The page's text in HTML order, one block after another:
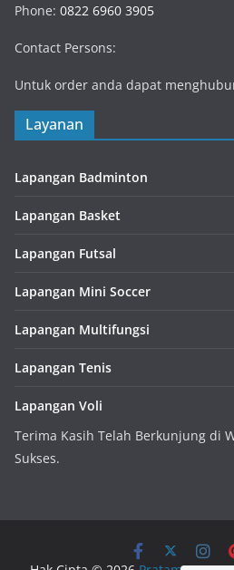
Phone: 0822 6960 3905
Contact Persons:
Untuk order anda dapat
Layanan
Lapangan Badminton
Lapangan Basket
Lapangan Futsal
Lapangan Mini Soccer
Lapangan Multifungsi
Lapangan Tenis
Lapangan Voli
Terima Kasih Telah Berkunjung di
Sukses.